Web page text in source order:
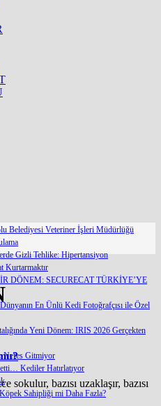
Belediyesi Veteriner İşleri Müdürlüğü
Gizli Tehlike: Hipertansiyon
Kurtarmaktır
DÖNEM: SECURECAT TÜRKİYE’YE
En Ünlü Kedi Fotoğrafçısı ile Özel
Yeni Dönem: IRIS 2026 Gerçekten
Nefes Gitmiyor
Kediler Hatırlatıyor
Sahipliği mi Daha Fazla?
sokulur, bazısı uzaklaşır, bazısı